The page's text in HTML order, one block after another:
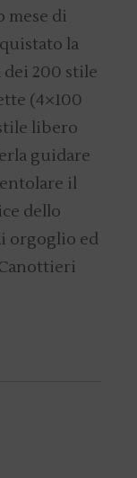
mese di
la
dei 200 stile
(4×100
libero
guidare
il
dello
orgoglio ed